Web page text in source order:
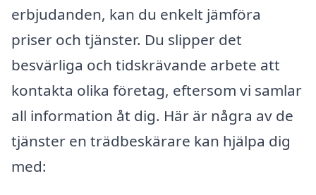
erbjudanden, kan du enkelt jämföra
priser och tjänster. Du slipper det
besvärliga och tidskrävande arbete att
kontakta olika företag, eftersom vi samlar
all information åt dig. Här är några av de
tjänster en trädbeskärare kan hjälpa dig
med: